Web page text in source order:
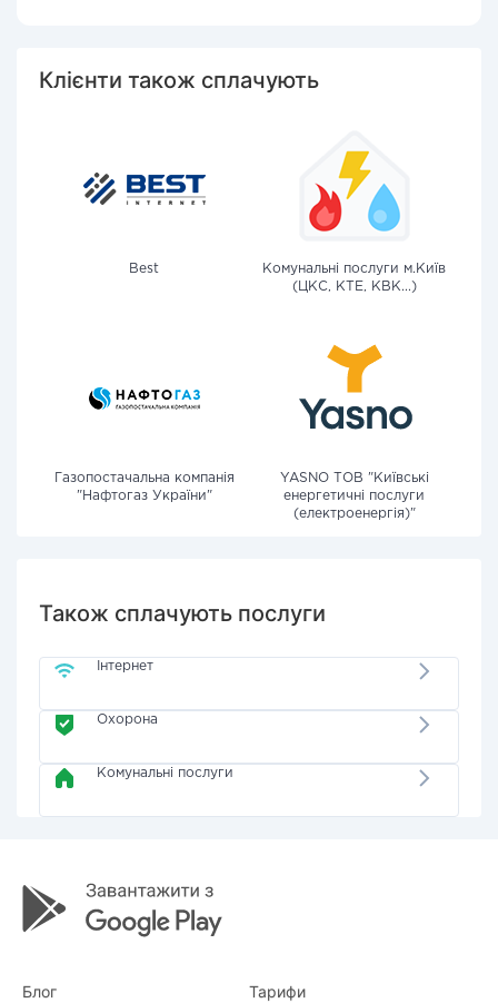
Клієнти також сплачують
Best
Комунальні послуги м.Київ
(ЦКС, КТЕ, КВК...)
Газопостачальна компанія
"Нафтогаз України"
YASNO ТОВ "Київські
енергетичні послуги
(електроенергія)"
Також сплачують послуги
Інтернет
Охорона
Комунальні послуги
Блог Тарифи